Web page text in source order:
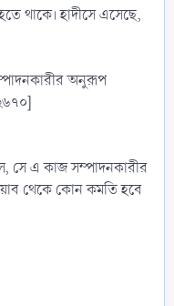
থাকে। হাদীসে এসেছে,
অনুরূপ
সে এ কাজ সম্পাদনকারীর
থেকে কোন কমতি হবে